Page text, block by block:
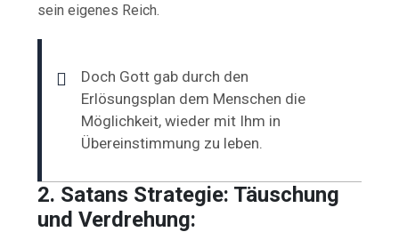
sein eigenes Reich.
Doch Gott gab durch den
Erlösungsplan dem Menschen die
Möglichkeit, wieder mit Ihm in
Übereinstimmung zu leben.
2. Satans Strategie: Täuschung
und Verdrehung: